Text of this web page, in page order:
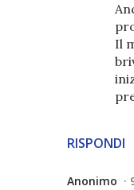
RISPONDI
Il
Anonimo